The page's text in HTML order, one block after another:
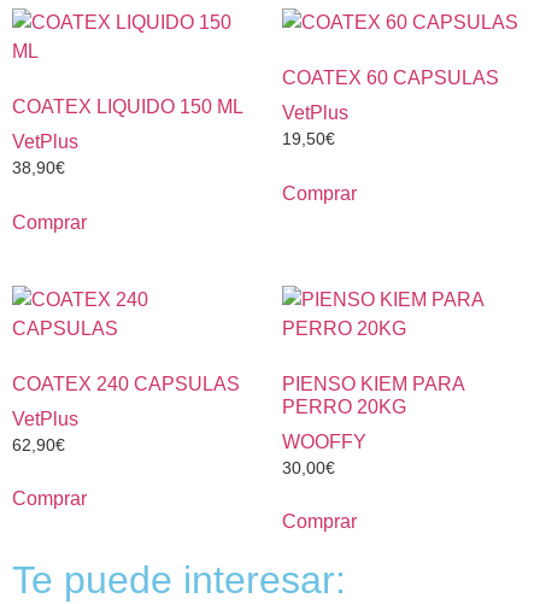
COATEX LIQUIDO 150 ML
VetPlus
38,90€
Comprar
COATEX 60 CAPSULAS
VetPlus
19,50€
Comprar
COATEX 240 CAPSULAS
VetPlus
62,90€
Comprar
PIENSO KIEM PARA
PERRO 20KG
WOOFFY
30,00€
Comprar
Te puede interesar: